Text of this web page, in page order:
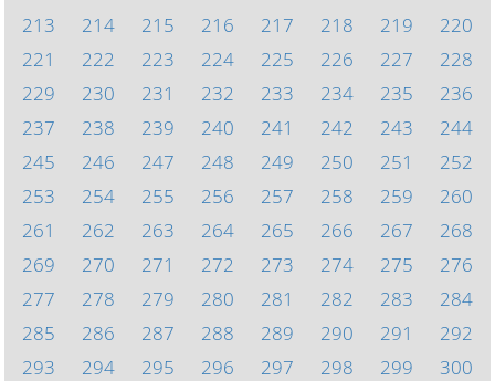
213
214 215 216 217 218 219
220
221
222 223 224 225 226 227
228
229
230 231 232 233 234 235
236
237
238 239 240 241 242 243
244
245
246 247 248 249 250 251
252
253
254 255 256 257 258 259
260
261
262 263 264 265 266 267
268
269
270 271 272 273 274 275
276
277
278 279 280 281 282 283
284
285
286 287 288 289 290 291
292
293
294 295 296 297 298 299
300